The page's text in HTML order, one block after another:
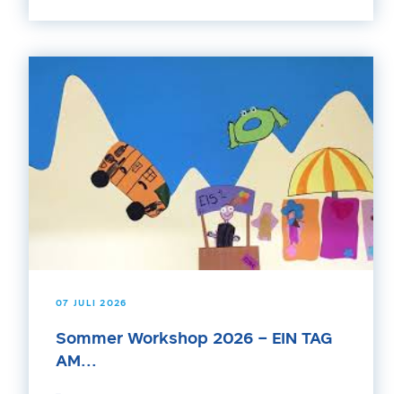
07 JULI 2026
Sommer Workshop 2026 – EIN TAG
AM...